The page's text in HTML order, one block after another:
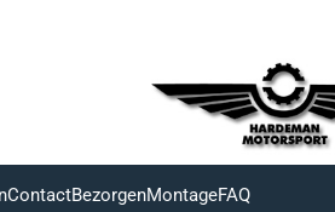
ContactBezorgenMontageFAQ